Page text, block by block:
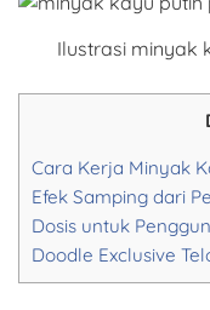
Ilustrasi minyak
Cara Kerja Minyak
Efek Samping dari
Dosis untuk
Doodle Exclusive